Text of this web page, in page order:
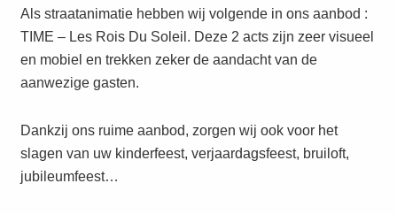
Als straatanimatie hebben wij volgende in ons aanbod :
TIME – Les Rois Du Soleil. Deze 2 acts zijn zeer visueel
en mobiel en trekken zeker de aandacht van de
aanwezige gasten.
Dankzij ons ruime aanbod, zorgen wij ook voor het
slagen van uw kinderfeest, verjaardagsfeest, bruiloft,
jubileumfeest…